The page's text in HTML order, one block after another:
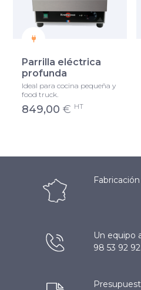
Parrilla eléctrica
profunda
Ideal para cocina pequeña y
food truck.
849,00 € HT
Un equipo
98 53 92 92.